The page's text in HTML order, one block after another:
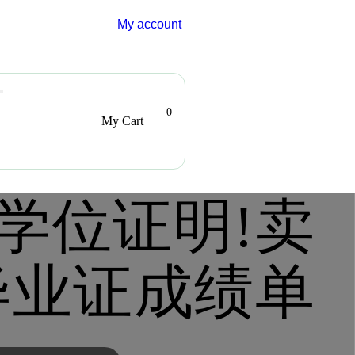
My account
My Cart
0
位证明!卖
证成绩单